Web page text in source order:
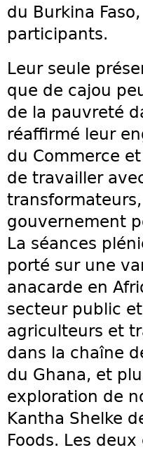
du Burkina
participants.
Leur seule
que de cajou
de la pauvreté
réaffirmé leur
du Commerce
de travailler
gouvernement
La séances
porté sur une
anacarde en
secteur public
agriculteurs et
dans la chaîne
du Ghana, et
exploration de
Kantha Shelke
Foods. Les